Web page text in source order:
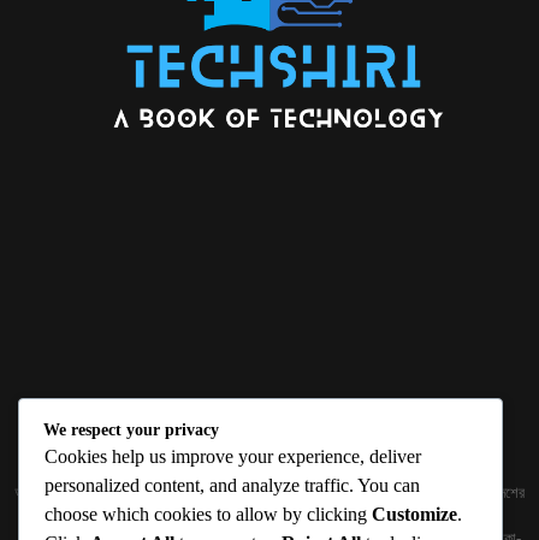
ABOUT US
জ্ঞান বিজ্ঞানের উৎকর্ষ আমাদের প্রভাবিত করে। আলোকিত করে। সেই আলো কে ধারণ কর দেশ ও বিদেশের
তথ্যপ্রযুক্তির অতিসাম্প্রতিক খবরাখবর পাঠকের হাতের মুঠোয় দিতে চায় টেকসিঁড়ি ডট কম।
We respect your privacy
Cookies help us improve your experience, deliver
personalized content, and analyze traffic. You can
choose which cookies to allow by clicking Customize.